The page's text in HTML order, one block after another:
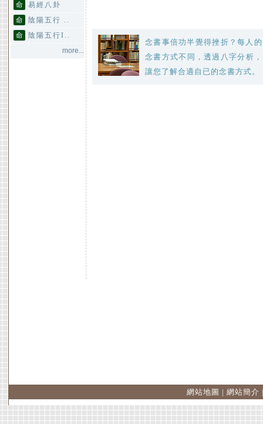
命
易經八卦
命
陰陽五行 ..
命
陰陽五行I..
more...
念書事倍功半覺得挫折？每人的
念書方式不同，透過八字分析，
讓您了解合適自已的念書方式。
網站地圖 | 網站簡介